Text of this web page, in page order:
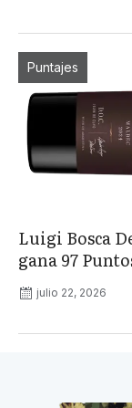
Puntajes
Luigi Bosca
gana 97
julio 22, 2026